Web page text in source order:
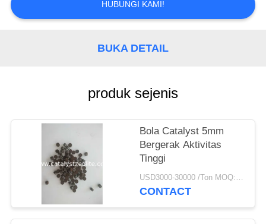
HUBUNGI KAMI!
BUKA DETAIL
produk sejenis
Bola Catalyst 5mm
Bergerak Aktivitas
Tinggi
USD3000-30000 /Ton MOQ:1 KG
CONTACT